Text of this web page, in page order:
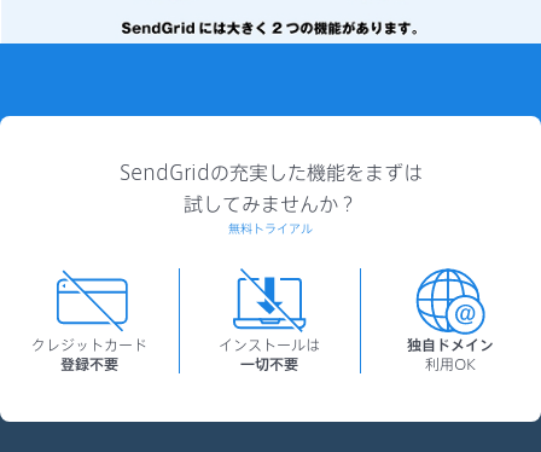
クレジットカード
登録不要
インストールは
一切不要
独自ドメイン
利用OK
SendGridの充実した機能をまずは
試してみませんか？
無料トライアル